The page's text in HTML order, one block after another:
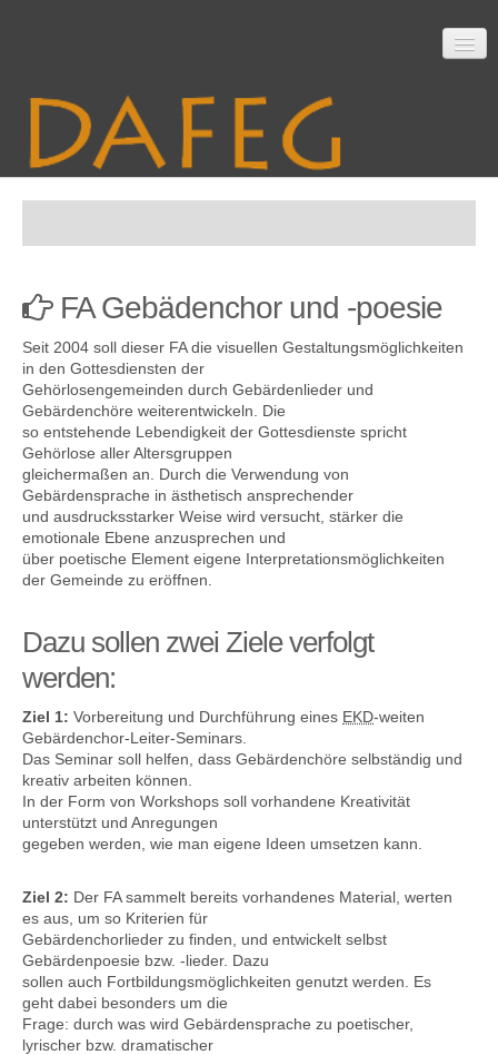
Mitarbeit
Material
Themen
Kontakt
FA Gebädenchor und -poesie
Seit 2004 soll dieser FA die visuellen Gestaltungsmöglichkeiten
in den Gottesdiensten der
Gehörlosengemeinden durch Gebärdenlieder und
Gebärdenchöre weiterentwickeln. Die
so entstehende Lebendigkeit der Gottesdienste spricht
Gehörlose aller Altersgruppen
gleichermaßen an. Durch die Verwendung von
Gebärdensprache in ästhetisch ansprechender
und ausdrucksstarker Weise wird versucht, stärker die
emotionale Ebene anzusprechen und
über poetische Element eigene Interpretationsmöglichkeiten
der Gemeinde zu eröffnen.
Dazu sollen zwei Ziele verfolgt
werden:
Ziel 1: Vorbereitung und Durchführung eines EKD-weiten
Gebärdenchor-Leiter-Seminars.
Das Seminar soll helfen, dass Gebärdenchöre selbständig und
kreativ arbeiten können.
In der Form von Workshops soll vorhandene Kreativität
unterstützt und Anregungen
gegeben werden, wie man eigene Ideen umsetzen kann.
Ziel 2: Der FA sammelt bereits vorhandenes Material, werten
es aus, um so Kriterien für
Gebärdenchorlieder zu finden, und entwickelt selbst
Gebärdenpoesie bzw. -lieder. Dazu
sollen auch Fortbildungsmöglichkeiten genutzt werden. Es
geht dabei besonders um die
Frage: durch was wird Gebärdensprache zu poetischer,
lyrischer bzw. dramatischer